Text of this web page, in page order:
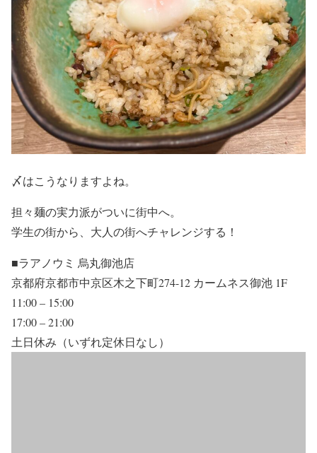
〆はこうなりますよね。
担々麺の実力派がついに街中へ。
学生の街から、大人の街へチャレンジする！
■ラアノウミ 烏丸御池店
京都府京都市中京区木之下町274-12 カームネス御池 1F
11:00 – 15:00
17:00 – 21:00
土日休み（いずれ定休日なし）